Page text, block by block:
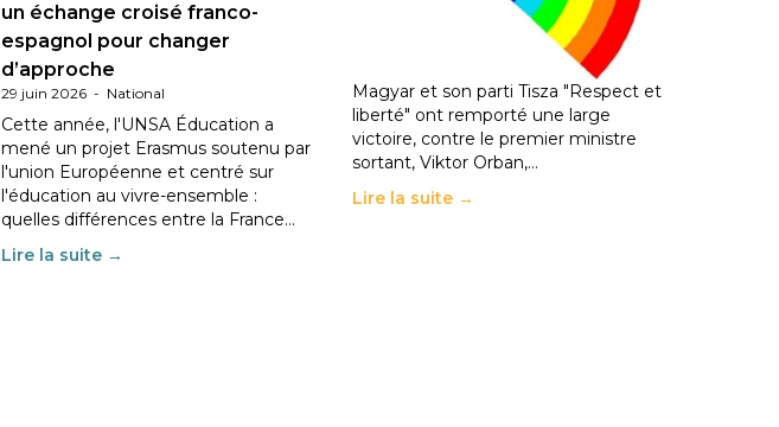
un échange croisé franco-
espagnol pour changer
d’approche
29 juin 2026 - National
Cette année, l'UNSA Éducation a
mené un projet Erasmus soutenu par
l'union Européenne et centré sur
l'éducation au vivre-ensemble :
quelles différences entre la France…
Lire la suite →
les politiques éducatives, aussi !
En Hongrie, le conservateur Peter
Magyar et son parti Tisza "Respect et
liberté" ont remporté une large
victoire, contre le premier ministre
sortant, Viktor Orban,…
Lire la suite →